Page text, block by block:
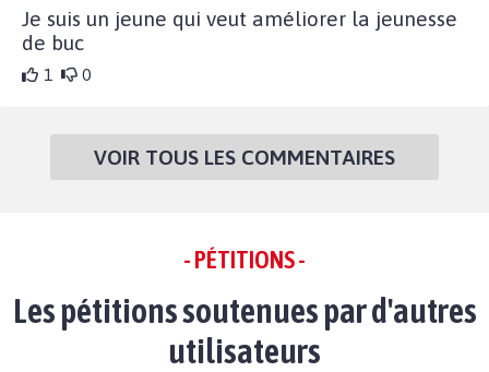
Je suis un jeune qui veut améliorer la jeunesse
de buc
1 0
VOIR TOUS LES COMMENTAIRES
- PÉTITIONS -
Les pétitions soutenues par d'autres
utilisateurs